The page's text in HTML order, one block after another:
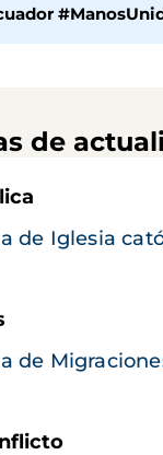
de
de Iglesia
de